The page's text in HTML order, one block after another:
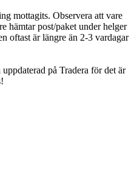
mottagits. Observera att vare
hämtar post/paket under helger
oftast är längre än 2-3 vardagar
på Tradera för det är